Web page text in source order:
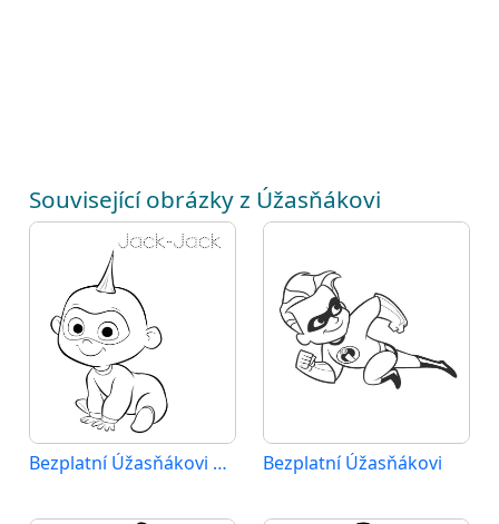
Související obrázky z Úžasňákovi
Bezplatní Úžasňákovi pro děti Bezplatní Úžasňákovi